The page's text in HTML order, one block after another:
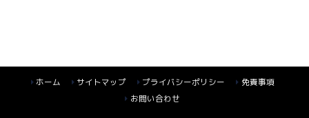
ホーム サイトマップ プライバシーポリシー
免責事項
お問い合わせ